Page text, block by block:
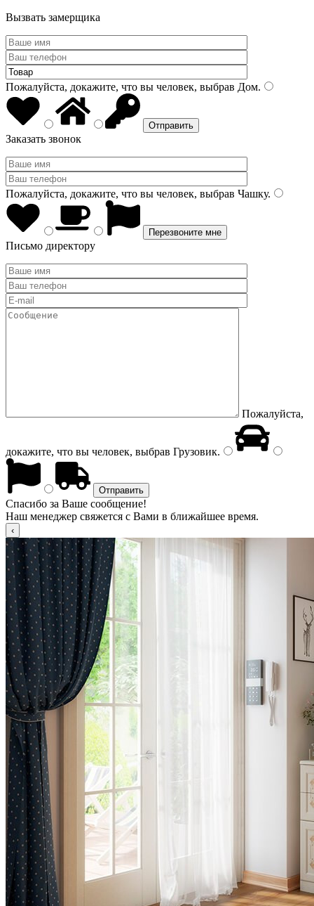
Вызвать замерщика
Пожалуйста, докажите, что вы человек, выбрав Дом.
Заказать звонок
Пожалуйста, докажите, что вы человек, выбрав Чашку.
Письмо директору
Пожалуйста,
докажите, что вы человек, выбрав Грузовик.
Спасибо за Ваше сообщение!
Наш менеджер свяжется с Вами в ближайшее время.